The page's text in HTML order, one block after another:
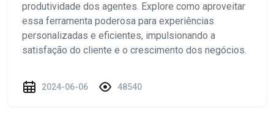
produtividade dos agentes. Explore como aproveitar
essa ferramenta poderosa para experiências
personalizadas e eficientes, impulsionando a
satisfação do cliente e o crescimento dos negócios.
2024-06-06 48540